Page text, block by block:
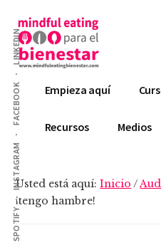
contenido
principal
barra
lateral
principal
Additional
menu
SPOTIFY
INSTAGRAM
FACEBOOK
LINKEDIN
Mindful
Eating
para
el
Bienestar
Curso
GRATIS,
Curso
ESENCIAL
y
Curso
PREMIUM
Empieza aquí
Recursos Medios
Usted está aquí:Inicio /
¡tengo hambre!